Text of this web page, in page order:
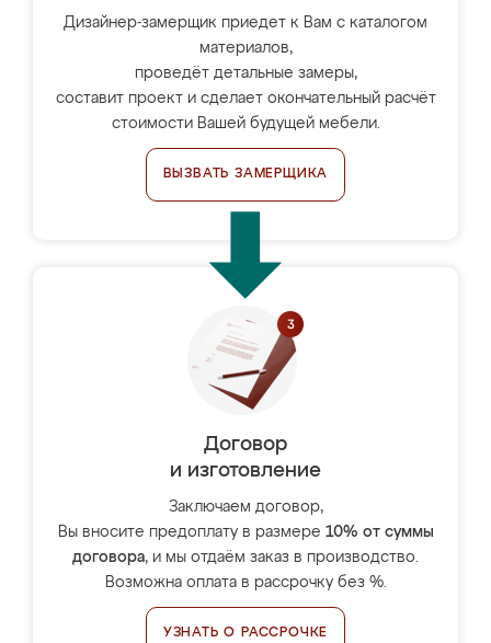
Дизайнер-замерщик приедет к Вам с каталогом
материалов,
проведёт детальные замеры,
составит проект и сделает окончательный расчёт
стоимости Вашей будущей мебели.
ВЫЗВАТЬ ЗАМЕРЩИКА
Договор
и изготовление
Заключаем договор,
Вы вносите предоплату в размере 10% от суммы
договора, и мы отдаём заказ в производство.
Возможна оплата в рассрочку без %.
УЗНАТЬ О РАССРОЧКЕ